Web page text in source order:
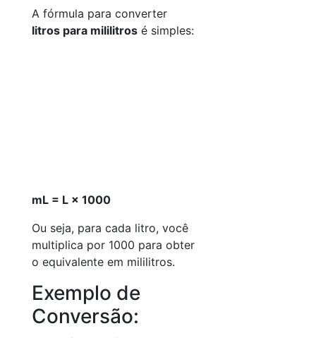
A fórmula para converter
litros para mililitros é simples:
mL = L × 1000
Ou seja, para cada litro, você
multiplica por 1000 para obter
o equivalente em mililitros.
Exemplo de
Conversão: